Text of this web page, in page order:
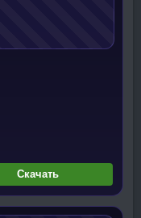
Скачать